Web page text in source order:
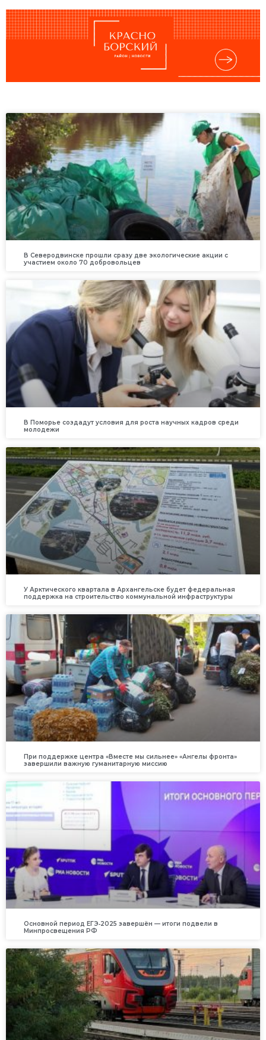
В Северодвинске прошли сразу две экологические акции с
участием около 70 добровольцев
В Поморье создадут условия для роста научных кадров среди
молодежи
У Арктического квартала в Архангельске будет федеральная
поддержка на строительство коммунальной инфраструктуры
При поддержке центра «Вместе мы сильнее» «Ангелы фронта»
завершили важную гуманитарную миссию
Основной период ЕГЭ‑2025 завершён — итоги подвели в
Минпросвещения РФ